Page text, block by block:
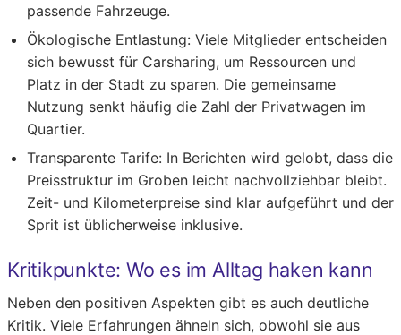
passende Fahrzeuge.
Ökologische Entlastung: Viele Mitglieder entscheiden
sich bewusst für Carsharing, um Ressourcen und
Platz in der Stadt zu sparen. Die gemeinsame
Nutzung senkt häufig die Zahl der Privatwagen im
Quartier.
Transparente Tarife: In Berichten wird gelobt, dass die
Preisstruktur im Groben leicht nachvollziehbar bleibt.
Zeit- und Kilometerpreise sind klar aufgeführt und der
Sprit ist üblicherweise inklusive.
Kritikpunkte: Wo es im Alltag haken kann
Neben den positiven Aspekten gibt es auch deutliche
Kritik. Viele Erfahrungen ähneln sich, obwohl sie aus